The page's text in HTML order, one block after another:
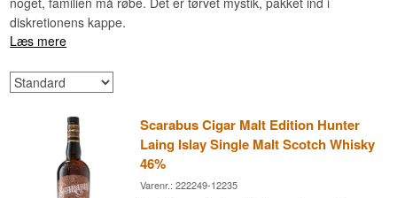
diskretionens kappe.
Læs mere
Scarabus Cigar Malt Edition Hunter
Laing Islay Single Malt Scotch Whisky
46%
Varenr.: 222249-12235